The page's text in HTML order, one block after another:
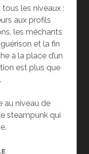
les niveaux :
aux profils
les méchants
et la fin
à la place d’un
est plus que
au niveau de
steampunk qui
TEST